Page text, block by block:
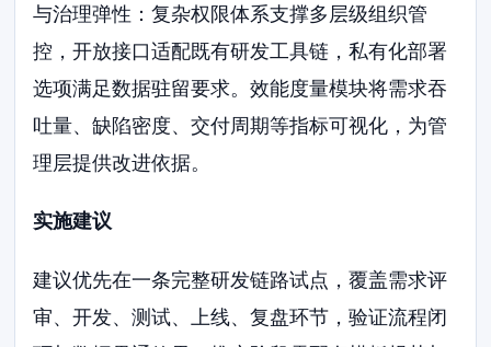
与治理弹性：复杂权限体系支撑多层级组织管
控，开放接口适配既有研发工具链，私有化部署
选项满足数据驻留要求。效能度量模块将需求吞
吐量、缺陷密度、交付周期等指标可视化，为管
理层提供改进依据。
实施建议
建议优先在一条完整研发链路试点，覆盖需求评
审、开发、测试、上线、复盘环节，验证流程闭